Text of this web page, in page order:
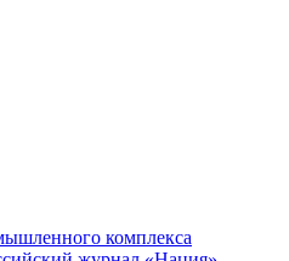
комплекса